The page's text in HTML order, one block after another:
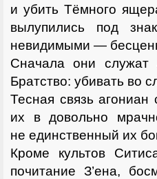
и убить Тёмного
вылупились под
невидимыми —
Сначала они
Братство: убивать во
Тесная связь
их в довольно
не единственный их
Кроме культов
почитание З’ена,